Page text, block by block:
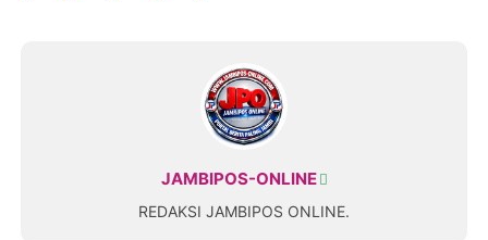
JAMBIPOS-ONLINE
REDAKSI JAMBIPOS ONLINE.